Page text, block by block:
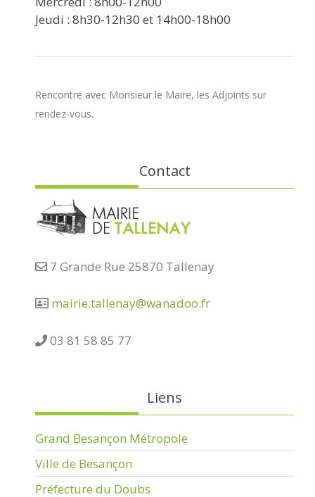
Jeudi : 8h30-12h30 et 14h00-18h00
Rencontre avec Monsieur le Maire, les Adjoints sur
rendez-vous.
Contact
7 Grande Rue 25870 Tallenay
mairie.tallenay@wanadoo.fr
03 81 58 85 77
Liens
Grand Besançon Métropole
Ville de Besançon
Préfecture du Doubs